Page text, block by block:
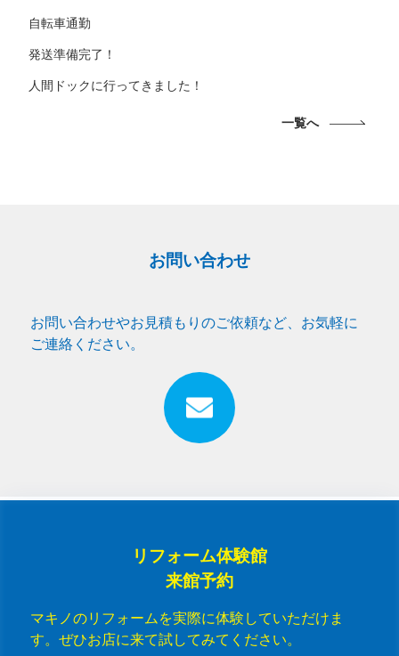
自転車通勤
発送準備完了！
人間ドックに行ってきました！
一覧へ
お問い合わせ
お問い合わせやお見積もりのご依頼など、お気軽に
ご連絡ください。
リフォーム体験館
来館予約
マキノのリフォームを実際に体験していただけま
す。ぜひお店に来て試してみてください。